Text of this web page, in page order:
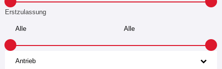
Erstzulassung
Antrieb